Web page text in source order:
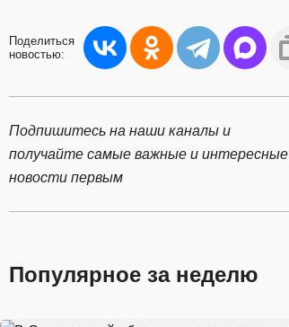
Поделиться
новостью:
Подпишитесь на наши каналы и
получайте самые важные и интересные
новости первым
Популярное за неделю